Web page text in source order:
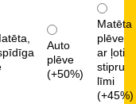
Auto
plēve
(+50%)
Matēta
plēve
ar ļoti
stipru
līmi
(+45%)